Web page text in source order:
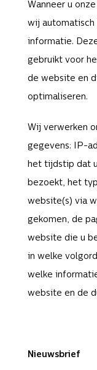
Wanneer u
wij
informatie.
gebruikt voor
de website en
optimaliseren.
Wij verwerken
gegevens: IP-
het tijdstip dat
bezoekt, het
website(s) via
gekomen, de
website die u
in welke
welke
website en de
Nieuwsbrief